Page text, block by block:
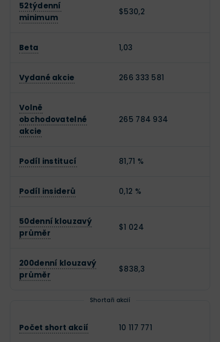
52týdenní
minimum
$530,2
Beta 1,03
Vydané akcie 266 333 581
Volně
obchodovatelné
akcie
265 784 934
Podíl institucí 81,71 %
Podíl insiderů 0,12 %
50denní klouzavý
průměr
$1 024
200denní klouzavý
průměr
$838,3
Shortaři akcií
Počet short akcií 10 117 771